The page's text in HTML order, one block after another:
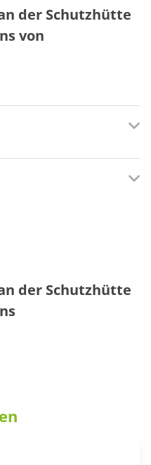
der Schutzhütte
von
des Saarwaldvereins
Min. Fußweg.
der Schutzhütte